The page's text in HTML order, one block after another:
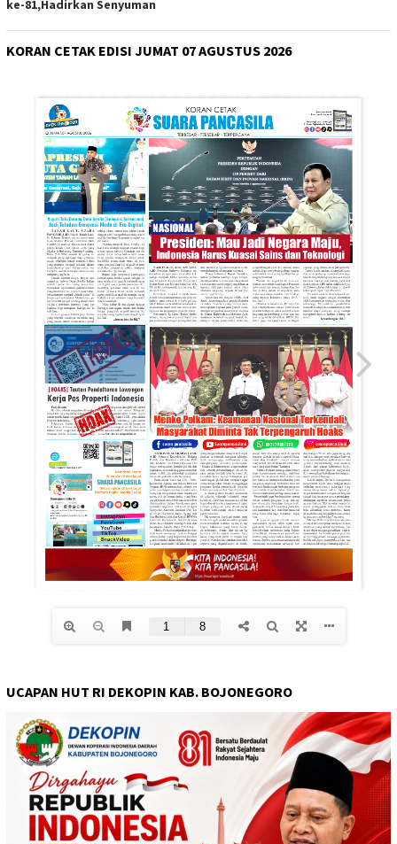
ke-81,Hadirkan Senyuman
KORAN CETAK EDISI JUMAT 07 AGUSTUS 2026
UCAPAN HUT RI DEKOPIN KAB. BOJONEGORO